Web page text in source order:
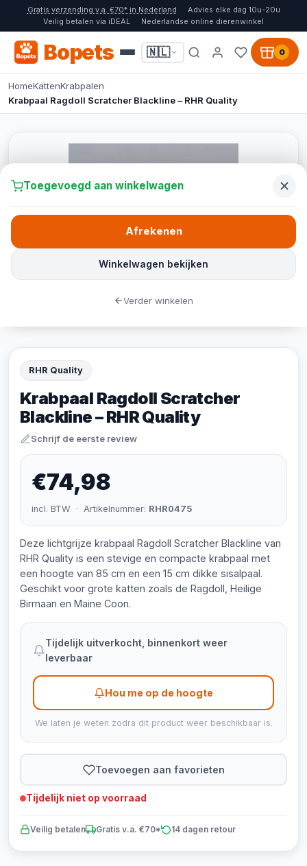
Gratis verzending v.a. €70* in Nederland
Advies elke dag 10u-20u
Veilig betalen via iDEAL
Nederlandse online dierenwinkel
Bopets 🇳🇱 0
HomeKattenKrabpalen
Krabpaal Ragdoll Scratcher Blackline – RHR Quality
RHR Quality
Krabpaal Ragdoll Scratcher
Blackline – RHR Quality
Schrijf de eerste review
€74,98
incl. BTW · Artikelnummer: RHR0475
Deze lichtgrijze krabpaal Ragdoll Scratcher Blackline van
RHR Quality is een stevige en compacte krabpaal met
een hoogte van 85 cm en een 15 cm dikke sisalpaal.
Geschikt voor grote katten zoals de Ragdoll, Heilige
Birmaan en Maine Coon.
Tijdelijk uitverkocht, binnenkort weer
leverbaar
Hou me op de hoogte
We laten je weten zodra dit product weer beschikbaar is.
Toevoegen aan favorieten
Tijdelijk niet op voorraad
Veilig betalen Gratis v.a. €70* 14 dagen retour
Toegevoegd aan winkelwagen
Winkelwagen bekijken
Afrekenen
Verder winkelen